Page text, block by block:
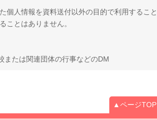
個人情報を資料送付以外の目的で利用すること
ことはありません。
たは関連団体の行事などのDM
▲ページTOP